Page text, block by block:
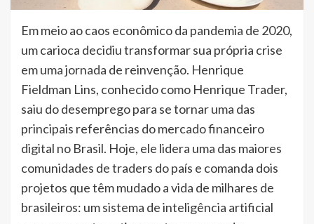
Em meio ao caos econômico da pandemia de 2020,
um carioca decidiu transformar sua própria crise
em uma jornada de reinvenção. Henrique
Fieldman Lins, conhecido como Henrique Trader,
saiu do desemprego para se tornar uma das
principais referências do mercado financeiro
digital no Brasil. Hoje, ele lidera uma das maiores
comunidades de traders do país e comanda dois
projetos que têm mudado a vida de milhares de
brasileiros: um sistema de inteligência artificial